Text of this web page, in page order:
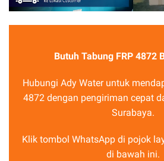
Butuh Tabung FRP 4872
Hubungi Ady Water untuk
4872 dengan pengiriman cepat
Surabaya.
Klik tombol WhatsApp di pojok
di bawah ini.